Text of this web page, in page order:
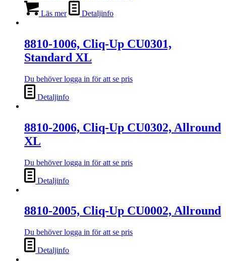
Läs mer Detaljinfo
8810-1006, Cliq-Up CU0301,
Standard XL
Du behöver logga in för att se pris
Detaljinfo
8810-2006, Cliq-Up CU0302, Allround
XL
Du behöver logga in för att se pris
Detaljinfo
8810-2005, Cliq-Up CU0002, Allround
Du behöver logga in för att se pris
Detaljinfo